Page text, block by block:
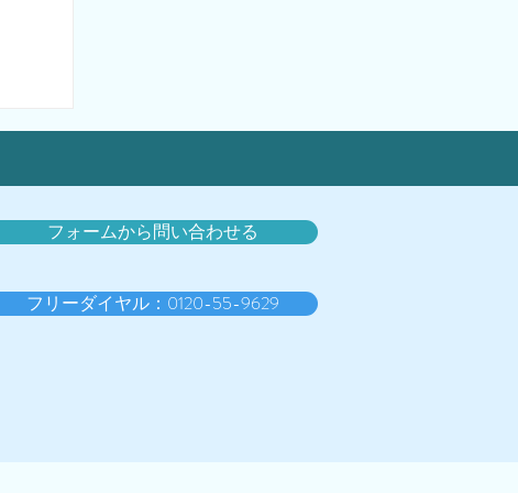
フォームから問い合わせる
フリーダイヤル：0120-55-9629